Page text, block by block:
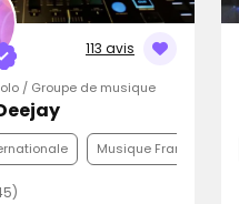
113 avis
/ Groupe de musique
Musique Française